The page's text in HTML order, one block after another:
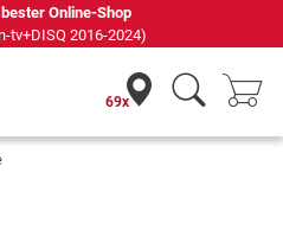
Online-Shop
tv+DISQ 2016-2024)
69x